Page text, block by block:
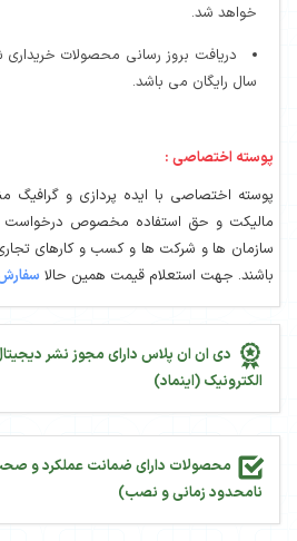
خواهد شد.
دریافت بروز رسانی محصولات
سال رایگان می باشد.
پوسته اختصاصی :
پوسته اختصاصی با ایده پردازی و
مالیکت و حق استفاده مخصوص درخواست
سازمان ها و شرکت ها و کسب و کارهای
باشند. جهت استعلام قیمت همین حالا
دی ان ان پلاس دارای مجوز نشر
الکترونیک (اینماد)
محصولات دارای ضمانت عملکرد و
نامحدود زمانی و نصب)